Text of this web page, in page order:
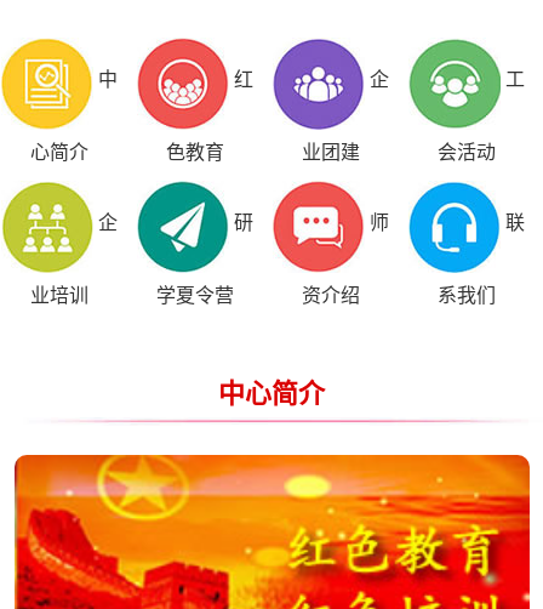
中
心简介
红
色教育
企
业团建
工
会活动
企
业培训
研
学夏令营
师
资介绍
联
系我们
中心简介